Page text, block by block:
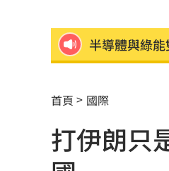
半導體與綠
老後離婚財
「這餐飲集
首頁 國際
打伊朗只